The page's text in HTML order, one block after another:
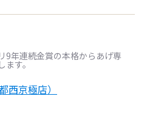
9年連続金賞の本格からあげ専
す。
西京極店）